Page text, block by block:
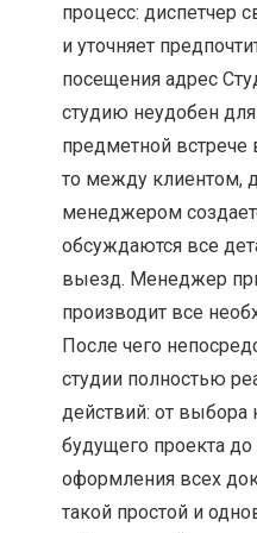
процесс: диспетчер
и уточняет
посещения адрес
студию неудобен
предметной
то между клиентом,
менеджером
обсуждаются все
выезд. Менеджер
производит все
После чего
студии полностью
действий: от
будущего проекта
оформления всех
такой простой и